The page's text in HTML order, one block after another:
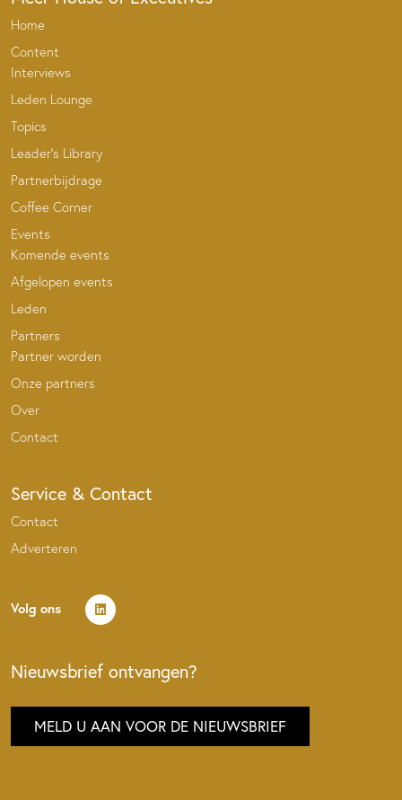
Home
Content
Interviews
Leden Lounge
Topics
Leader’s Library
Partnerbijdrage
Coffee Corner
Events
Komende events
Afgelopen events
Leden
Partners
Partner worden
Onze partners
Over
Contact
Service & Contact
Contact
Adverteren
Volg ons
Nieuwsbrief ontvangen?
MELD U AAN VOOR DE NIEUWSBRIEF